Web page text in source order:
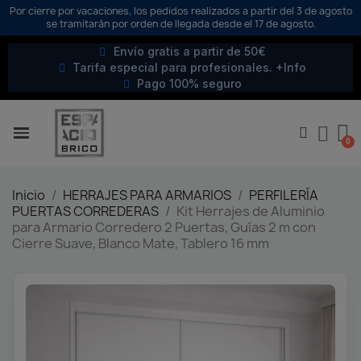
Por cierre por vacaciones, los pedidos realizados a partir del 3 de agosto
se tramitarán por orden de llegada desde el 17 de agosto.
Envío gratis a partir de 50€
Tarifa especial para profesionales. +Info
Pago 100% seguro
Inicio HERRAJES PARA ARMARIOS
PERFILERÍA
PUERTAS CORREDERAS
Kit Herrajes de Aluminio
para Armario Corredero 2 Puertas, Guías 2 m con
Cierre Suave, Blanco Mate, Tablero 16 mm